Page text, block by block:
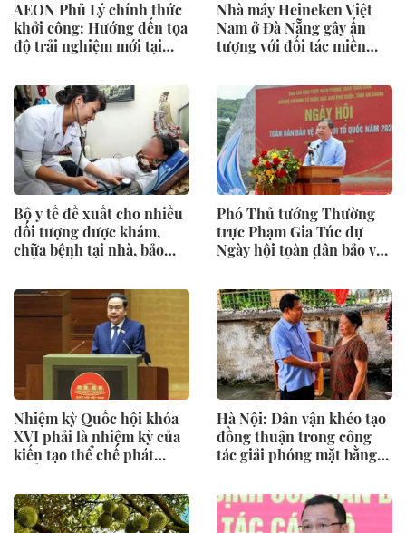
AEON Phủ Lý chính thức
khởi công: Hướng đến tọa
độ trải nghiệm mới tại
Nhà máy Heineken Việt
Nam ở Đà Nẵng gây ấn
tượng với đối tác miền
Bộ y tế đề xuất cho nhiều
đối tượng được khám,
chữa bệnh tại nhà, bảo
Phó Thủ tướng Thường
trực Phạm Gia Túc dự
Ngày hội toàn dân bảo vệ
khu Phú Quốc
Nhiệm kỳ Quốc hội khóa
XVI phải là nhiệm kỳ của
kiến tạo thể chế phát
Hà Nội: Dân vận khéo tạo
đồng thuận trong công
tác giải phóng mặt bằng